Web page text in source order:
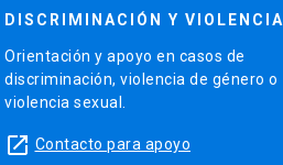
DISCRIMINACIÓN Y VIOLENCIA
Orientación y apoyo en casos de
discriminación, violencia de género o
violencia sexual.
launch Contacto para apoyo